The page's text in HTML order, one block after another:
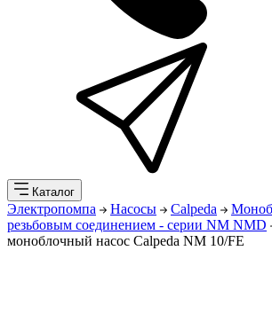
Каталог
Электропомпа Насосы Calpeda
резьбовым соединением - серии NM NMD
моноблочный насос Calpeda NM 10/FE